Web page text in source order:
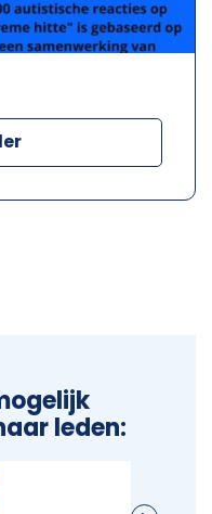
leden: